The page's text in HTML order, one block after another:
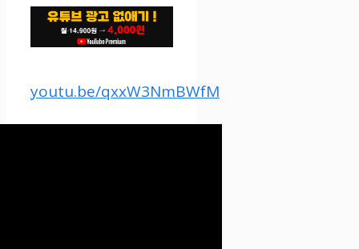
youtu.be/qxxW3NmBWfM